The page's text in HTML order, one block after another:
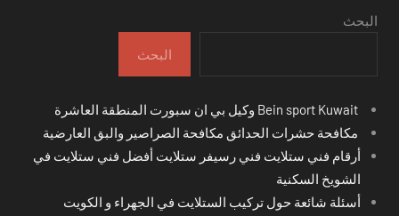
البحث
البحث
مكافحة حشرات الحدائق مكافحة الصراصير والبق العارضية
أرقام فني ستلايت فني رسيفر ستلايت أفضل فني ستلايت في
الشويخ السكنية
أسئلة شائعة حول تركيب الستلايت في الجهراء و الكويت